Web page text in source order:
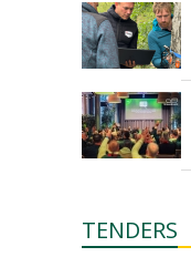
TENDERS